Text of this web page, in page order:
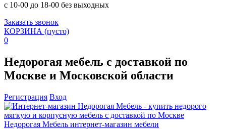
с 10-00 до 18-00 без выходных
Заказать звонок
КОРЗИНА (пусто)
0
Недорогая мебель с доставкой по
Москве и Московской области
Регистрация Вход
Недорогая Мебель интернет-магазин мебели